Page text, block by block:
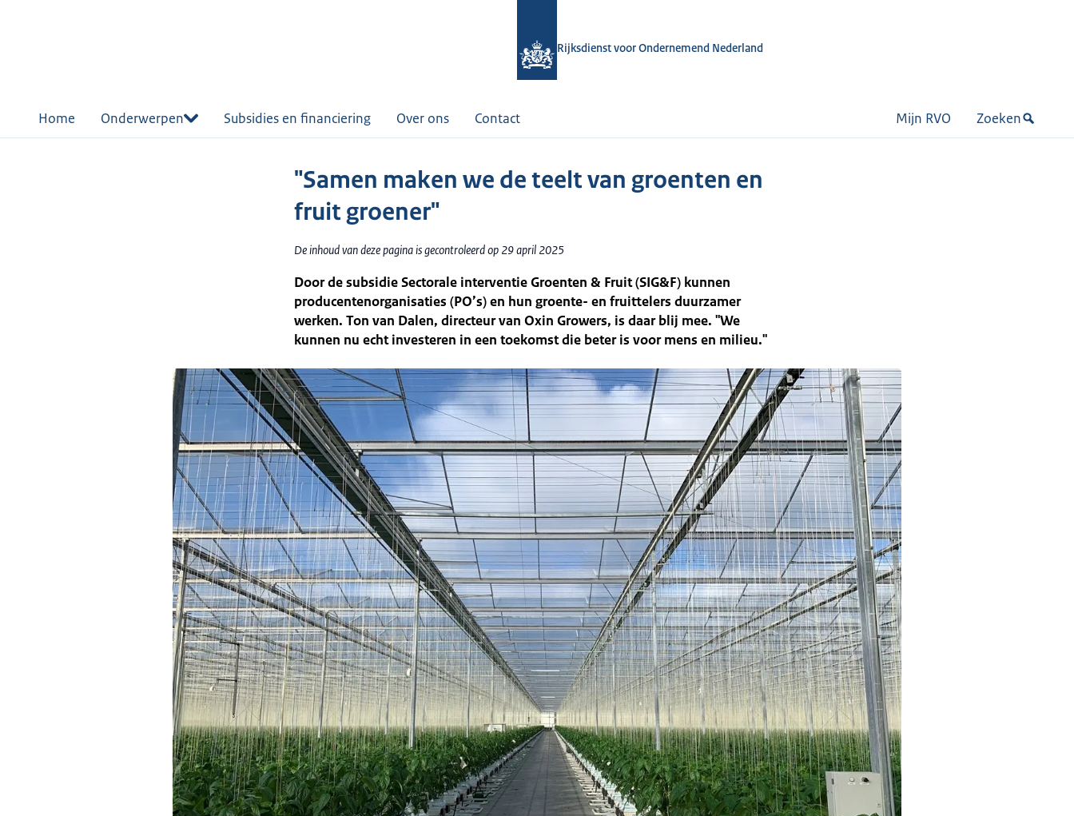
Rijksdienst voor Ondernemend Nederland
Home Onderwerpen Subsidies en financiering Over ons Contact Mijn RVO Zoeken
"Samen maken we de teelt van groenten en
fruit groener"
De inhoud van deze pagina is gecontroleerd op 29 april 2025
Door de subsidie Sectorale interventie Groenten & Fruit (SIG&F) kunnen
producentenorganisaties (PO’s) en hun groente- en fruittelers duurzamer
werken. Ton van Dalen, directeur van Oxin Growers, is daar blij mee. "We
kunnen nu echt investeren in een toekomst die beter is voor mens en milieu."